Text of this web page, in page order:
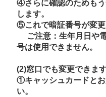
④さらに確認のためも
します。
⑤これで暗証番号が変更
ご注意：生年月日や
号は使用できません。
(2)窓口でも変更できます
①キャッシュカードと
い。